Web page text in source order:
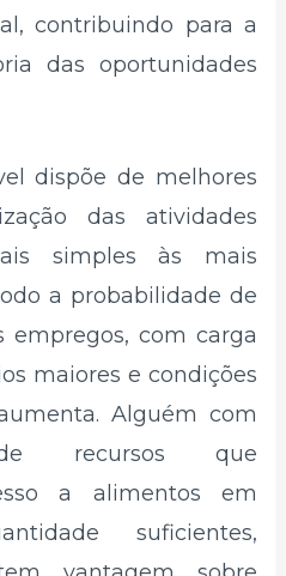
contribuindo para a
das oportunidades
dispõe de melhores
das atividades
simples às mais
a probabilidade de
empregos, com carga
maiores e condições
Alguém com
de recursos que
a alimentos em
suficientes,